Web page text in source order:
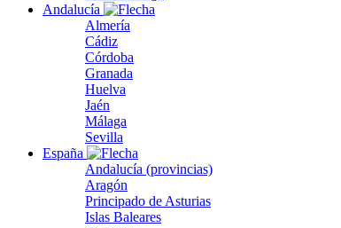
Andalucía
Almería
Cádiz
Córdoba
Granada
Huelva
Jaén
Málaga
Sevilla
España
Andalucía (provincias)
Aragón
Principado de Asturias
Islas Baleares